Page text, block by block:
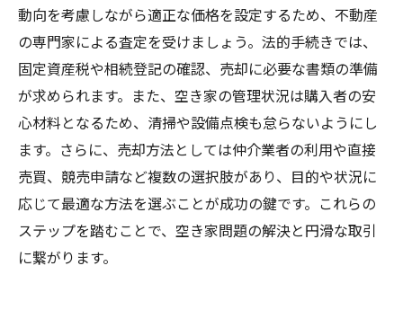
動向を考慮しながら適正な価格を設定するため、不動産
の専門家による査定を受けましょう。法的手続きでは、
固定資産税や相続登記の確認、売却に必要な書類の準備
が求められます。また、空き家の管理状況は購入者の安
心材料となるため、清掃や設備点検も怠らないようにし
ます。さらに、売却方法としては仲介業者の利用や直接
売買、競売申請など複数の選択肢があり、目的や状況に
応じて最適な方法を選ぶことが成功の鍵です。これらの
ステップを踏むことで、空き家問題の解決と円滑な取引
に繋がります。